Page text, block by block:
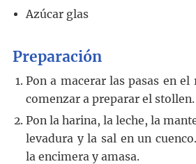
Azúcar glas
Preparación
Pon a macerar las pasas en el
comenzar a preparar el stollen.
Pon la harina, la leche, la
levadura y la sal en un
la encimera y amasa.